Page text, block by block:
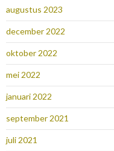
augustus 2023
december 2022
oktober 2022
mei 2022
januari 2022
september 2021
juli 2021